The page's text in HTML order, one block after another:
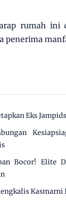
rumah ini
penerima
Eks
Bocor! Elite